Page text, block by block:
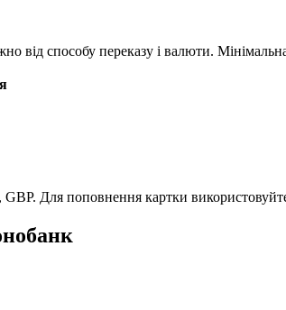
від способу переказу і валюти.
Для поповнення картки